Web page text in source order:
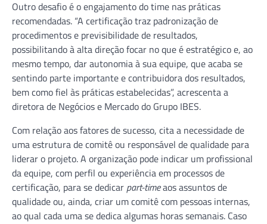
Outro desafio é o engajamento do time nas práticas
recomendadas. “A certificação traz padronização de
procedimentos e previsibilidade de resultados,
possibilitando à alta direção focar no que é estratégico e, ao
mesmo tempo, dar autonomia à sua equipe, que acaba se
sentindo parte importante e contribuidora dos resultados,
bem como fiel às práticas estabelecidas”, acrescenta a
diretora de Negócios e Mercado do Grupo IBES.
Com relação aos fatores de sucesso, cita a necessidade de
uma estrutura de comitê ou responsável de qualidade para
liderar o projeto. A organização pode indicar um profissional
da equipe, com perfil ou experiência em processos de
certificação, para se dedicar part-timeaos assuntos de
qualidade ou, ainda, criar um comitê com pessoas internas,
ao qual cada uma se dedica algumas horas semanais. Caso